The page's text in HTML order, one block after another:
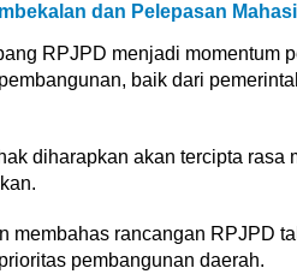
dan Pelepasan
RPJPD menjadi momentum
baik dari
diharapkan akan tercipta rasa
membahas rancangan RPJPD
pembangunan daerah.